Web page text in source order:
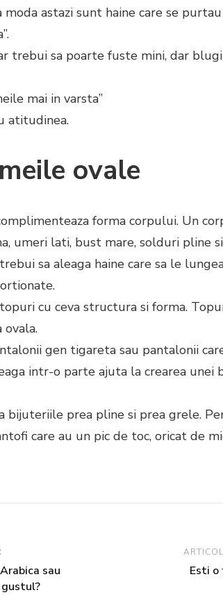
astazi sunt haine care se purtau
trebui sa poarte fuste mini, dar
mai in varsta”
atitudinea.
ovale
forma corpului. Un
umeri lati, bust mare, solduri pline
sa aleaga haine care sa le
cu ceva structura si forma.
ovala.
gen tigareta sau pantalonii
intr-o parte ajuta la crearea unei
bijuteriile prea pline si prea grele.
care au un pic de toc, oricat de
sau
Esti o